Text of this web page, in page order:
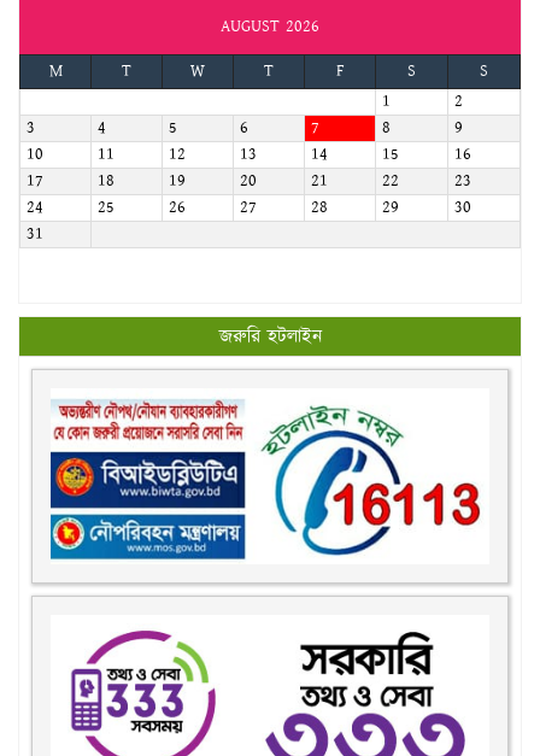
AUGUST 2026
M
T W T F S
S
1
2
3
4 5 6 7 8
9
10
11 12 13 14 15
16
17
18 19 20 21 22
23
24
25 26 27 28 29
30
31
জরুরি হটলাইন